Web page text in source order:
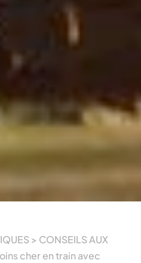
> CONSEILS AUX
cher en train avec